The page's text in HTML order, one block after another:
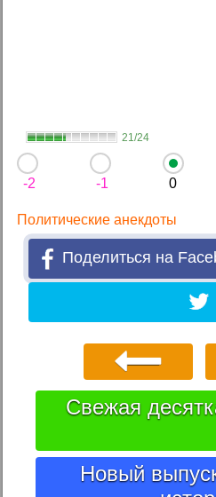
21/24
-2 -1 0
Политические анекдоты
Поделиться на
Свежая
Новый